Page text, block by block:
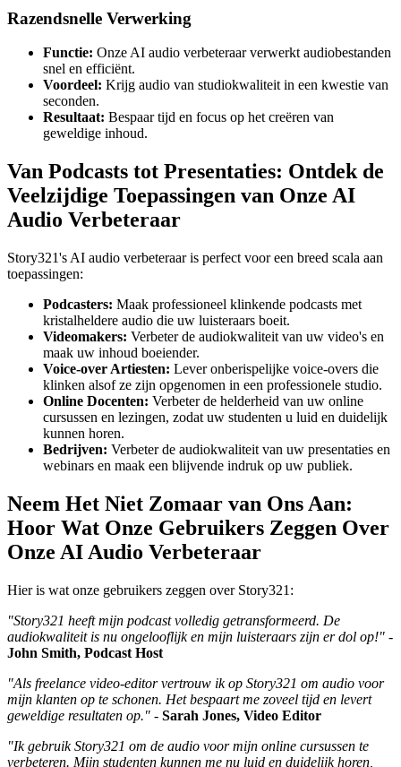
Razendsnelle Verwerking
Functie: Onze AI audio verbeteraar verwerkt audiobestanden
snel en efficiënt.
Voordeel: Krijg audio van studiokwaliteit in een kwestie van
seconden.
Resultaat: Bespaar tijd en focus op het creëren van
geweldige inhoud.
Van Podcasts tot Presentaties: Ontdek de
Veelzijdige Toepassingen van Onze AI
Audio Verbeteraar
Story321's AI audio verbeteraar is perfect voor een breed scala aan
toepassingen:
Podcasters: Maak professioneel klinkende podcasts met
kristalheldere audio die uw luisteraars boeit.
Videomakers: Verbeter de audiokwaliteit van uw video's en
maak uw inhoud boeiender.
Voice-over Artiesten: Lever onberispelijke voice-overs die
klinken alsof ze zijn opgenomen in een professionele studio.
Online Docenten: Verbeter de helderheid van uw online
cursussen en lezingen, zodat uw studenten u luid en duidelijk
kunnen horen.
Bedrijven: Verbeter de audiokwaliteit van uw presentaties en
webinars en maak een blijvende indruk op uw publiek.
Neem Het Niet Zomaar van Ons Aan:
Hoor Wat Onze Gebruikers Zeggen Over
Onze AI Audio Verbeteraar
Hier is wat onze gebruikers zeggen over Story321:
"Story321 heeft mijn podcast volledig getransformeerd. De
audiokwaliteit is nu ongelooflijk en mijn luisteraars zijn er dol op!" -
John Smith, Podcast Host
"Als freelance video-editor vertrouw ik op Story321 om audio voor
mijn klanten op te schonen. Het bespaart me zoveel tijd en levert
geweldige resultaten op." - Sarah Jones, Video Editor
"Ik gebruik Story321 om de audio voor mijn online cursussen te
verbeteren. Mijn studenten kunnen me nu luid en duidelijk horen,